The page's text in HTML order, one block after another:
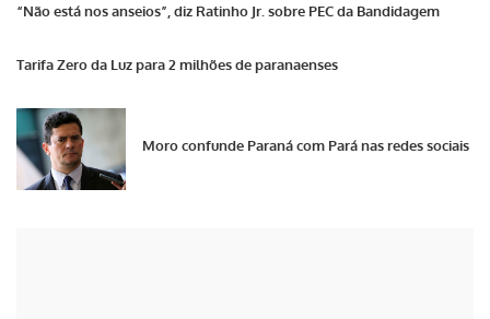
“Não está nos anseios”, diz Ratinho Jr. sobre PEC da Bandidagem
Tarifa Zero da Luz para 2 milhões de paranaenses
Moro confunde Paraná com Pará nas redes sociais